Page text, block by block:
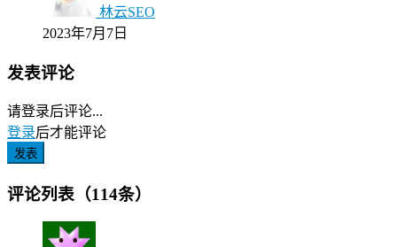
林云SEO
2023年7月7日
发表评论
请登录后评论...
登录后才能评论
发表
评论列表（114条）